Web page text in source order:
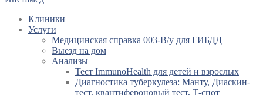
Клиники
Услуги
Медицинская справка 003-В/у для ГИБДД
Выезд на дом
Анализы
Тест ImmunoHealth для детей и взрослых
Диагностика туберкулеза: Манту, Диаскин-
тест, квантифероновый тест, Т-спот